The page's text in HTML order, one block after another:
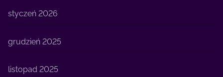
styczeń 2026
grudzień 2025
listopad 2025